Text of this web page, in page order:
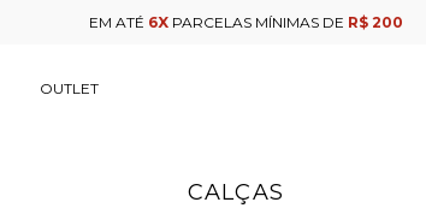
GANHE 10% DE CASHBACKPARA USAR NA SUA PRÓXIMA
OUTLET
CALÇAS